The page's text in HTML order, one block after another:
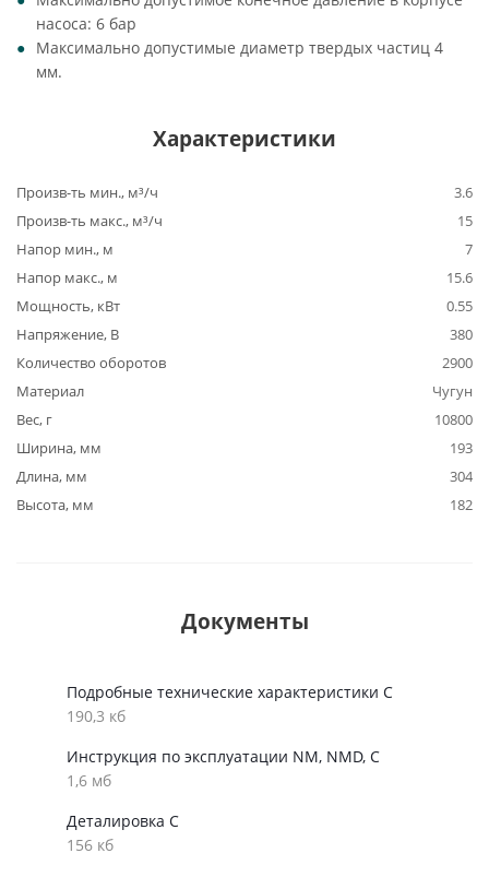
насоса: 6 бар
Максимально допустимые диаметр твердых частиц 4
мм.
Характеристики
Произв-ть мин., м³/ч
3.6
Произв-ть макс., м³/ч
15
Напор мин., м
7
Напор макс., м
15.6
Мощность, кВт
0.55
Напряжение, В
380
Количество оборотов
2900
Материал
Чугун
Вес, г
10800
Ширина, мм
193
Длина, мм
304
Высота, мм
182
Документы
Подробные технические характеристики C
190,3 кб
Инструкция по эксплуатации NM, NMD, С
1,6 мб
Деталировка C
156 кб